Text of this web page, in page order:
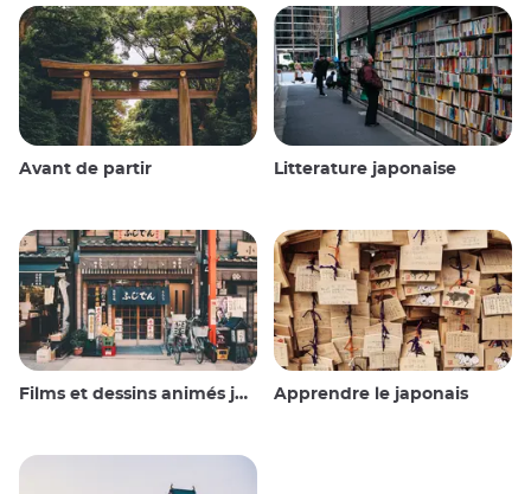
Avant de partir Litterature japonaise
Films et dessins animés japonais Apprendre le japonais